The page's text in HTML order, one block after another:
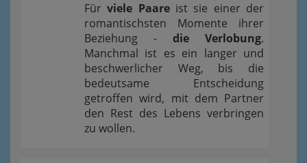
Fürviele Paareist sie einer der
romantischsten Momente ihrer
Beziehung - die Verlobung.
Manchmal ist es ein langer und
beschwerlicher Weg, bis die
bedeutsame Entscheidung
getroffen wird, mit dem Partner
den Rest des Lebens verbringen
zu wollen.